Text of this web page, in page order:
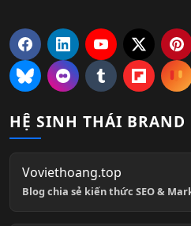
HỆ SINH THÁI BRAND
Voviethoang.top
Blog chia sẻ kiến thức SEO &